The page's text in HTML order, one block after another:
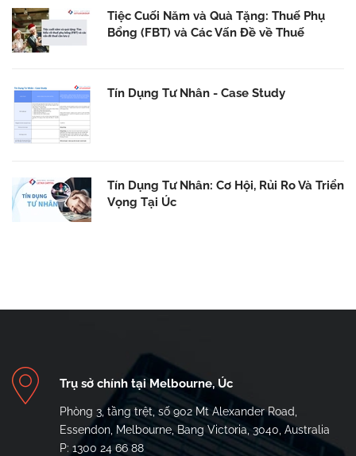
Tiệc Cuối Năm và Quà Tặng: Thuế Phụ
Bổng (FBT) và Các Vấn Đề về Thuế
Tín Dụng Tư Nhân - Case Study
Tín Dụng Tư Nhân: Cơ Hội, Rủi Ro Và Triển
Vọng Tại Úc
Trụ sở chính tại Melbourne, Úc
Phòng 3, tầng trệt, số 902 Mt Alexander Road,
Essendon, Melbourne, Bang Victoria, 3040, Australia
P: 1300 24 66 88